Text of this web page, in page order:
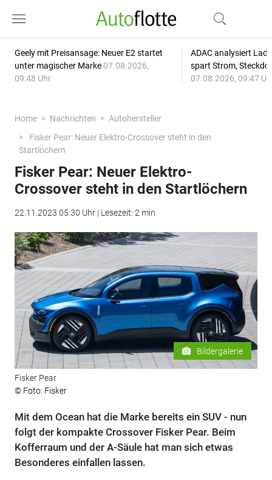
Geely mit Preisansage: Neuer E2 startet
unter magischer Marke 07.08.2026,
09:48 Uhr
ADAC analysiert
spart Strom,
07.08.2026, 09:47
Home Nachrichten
Autohersteller
Fisker Pear: Neuer Elektro-Crossover steht in den
Startlöchern
Fisker Pear: Neuer Elektro-
Crossover steht in den Startlöchern
22.11.2023 05:30 Uhr | Lesezeit: 2 min
Bildergalerie
Fisker Pear
© Foto: Fisker
Mit dem Ocean hat die Marke bereits ein SUV - nun
folgt der kompakte Crossover Fisker Pear. Beim
Kofferraum und der A-Säule hat man sich etwas
Besonderes einfallen lassen.